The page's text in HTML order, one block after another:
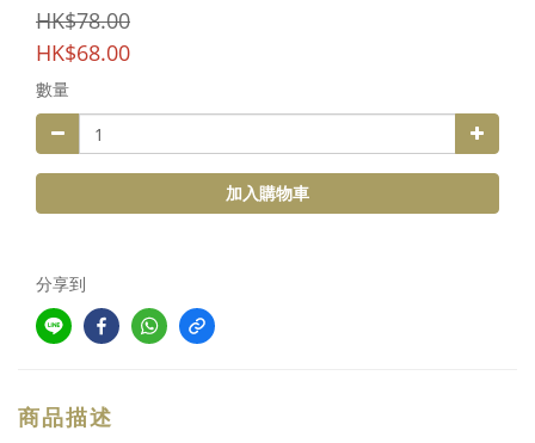
HK$78.00
HK$68.00
數量
加入購物車
分享到
商品描述